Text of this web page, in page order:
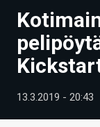
UUTISET
ARTIKKELIT
VIDEOT
TECHBBS
13.3.2019 - 20:43